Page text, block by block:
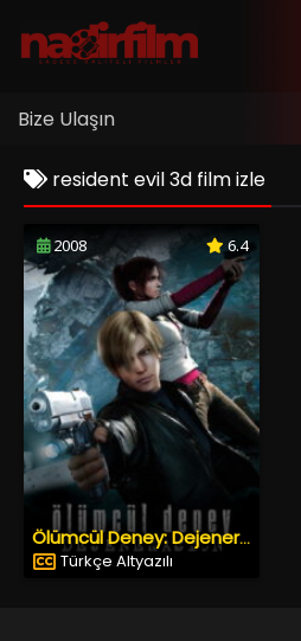
Bize Ulaşın
resident evil 3d film izle
2008 6.4
Ölümcül Deney: Dejenerasyon
Türkçe Altyazılı